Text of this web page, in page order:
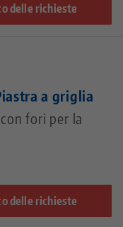
delle richieste
a griglia
fori per la
delle richieste